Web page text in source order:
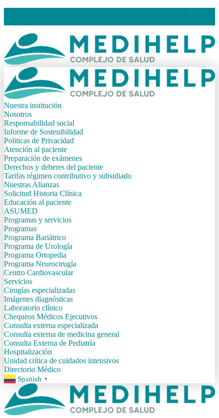
Nuestra institución
Nosotros
Responsabilidad social
Informe de Sostenibilidad
Politicas de Privacidad
Atención al paciente
Preparación de exámenes
Derechos y deberes del paciente
Tarifas régimen contributivo y subsidiado
Nuestras Alianzas
Solicitud Historia Clínica
Educación al paciente
ASUMED
Programas y servicios
Programas
Programa Bariátrico
Programa de Urología
Programa Ortopedia
Programa Neurocirugía
Centro Cardiovascular
Servicios
Cirugías especializadas
Imágenes diagnósticas
Laboratorio clínico
Chequeos Médicos Ejecutivos
Consulta externa especializada
Consulta externa de medicina general
Consulta Externa de Pediatría
Hospitalización
Unidad crítica de cuidados intensivos
Directorio Médico
Spanish ▼